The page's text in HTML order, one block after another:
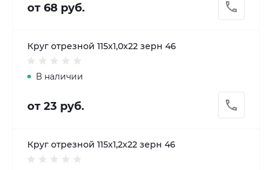
от 68 руб.
Круг отрезной 115х1,0х22 зерн 46
В наличии
от 23 руб.
Круг отрезной 115х1,2х22 зерн 46